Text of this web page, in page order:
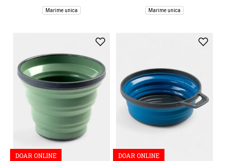
Marime unica Marime unica
DOAR ONLINE DOAR ONLINE